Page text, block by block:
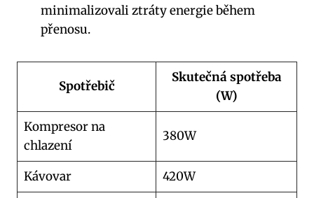
minimalizovali ztráty energie během
přenosu.
Spotřebič
Skutečná spotřeba
(W)
Kompresor na
chlazení
380W
Kávovar
420W